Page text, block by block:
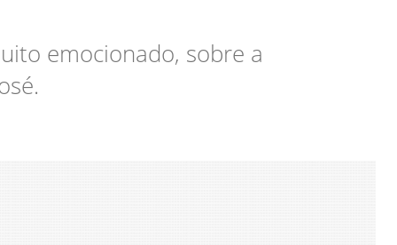
emocionado, sobre a